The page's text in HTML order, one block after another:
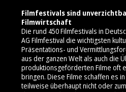
Filmfestivals sind
Filmwirtschaft
Die rund 450 Filmfestivals in
AG Filmfestival die wichtigsten
Präsentations- und
aus der ganzen Welt als auch die
produktionsgeförderten Filme oft
bringen. Diese Filme schaffen es
teilweise überhaupt nicht oder